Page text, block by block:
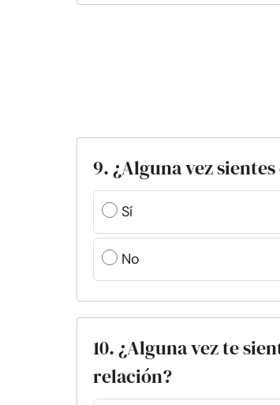
9. ¿Alguna vez
Sí
No
10. ¿Alguna vez te
relación?